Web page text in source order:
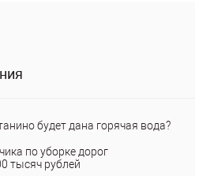
будет дана горячая вода?
по уборке дорог
тысяч рублей